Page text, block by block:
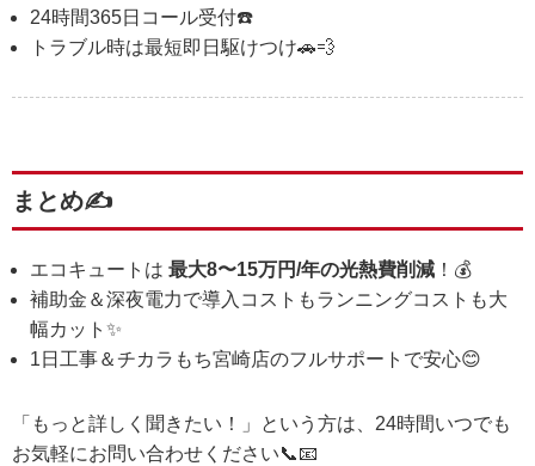
24時間365日コール受付☎️
トラブル時は最短即日駆けつけ🚗💨
まとめ✍️
エコキュートは 最大8〜15万円/年の光熱費削減 ！💰
補助金＆深夜電力で導入コストもランニングコストも大
幅カット✨
1日工事＆チカラもち宮崎店のフルサポートで安心😊
「もっと詳しく聞きたい！」という方は、24時間いつでも
お気軽にお問い合わせください📞📧